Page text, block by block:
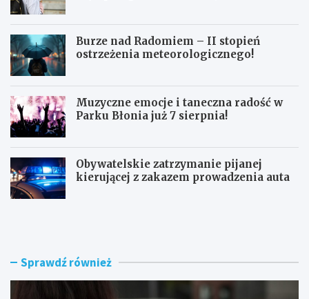
Burze nad Radomiem – II stopień
ostrzeżenia meteorologicznego!
Muzyczne emocje i taneczna radość w
Parku Błonia już 7 sierpnia!
Obywatelskie zatrzymanie pijanej
kierującej z zakazem prowadzenia auta
G
y
B
n Sprawdź również